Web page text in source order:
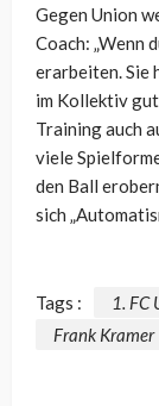
Gegen Union
Coach: „Wenn
erarbeiten. Sie
im Kollektiv gut
Training auch
viele
den Ball
sich
Tags : 1. FC
Frank Kramer